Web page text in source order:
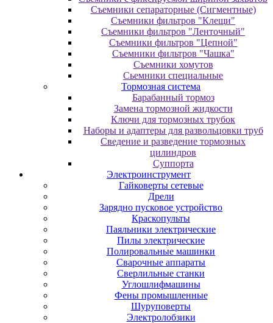
Съемники сепараторные (Сигментные)
Съемники фильтров "Клещи"
Съемники фильтров "Ленточный"
Съемники фильтров "Цепной"
Съемники фильтров "Чашка"
Съемники хомутов
Сьемники специальные
Тормозная система
Барабанный тормоз
Замена тормозной жидкости
Ключи для тормозных трубок
Наборы и адаптеры для развольцовки труб
Сведение и разведение тормозных
цилиндров
Суппорта
Электроинструмент
Гайковерты сетевые
Дрели
Зарядно пусковое устройство
Краскопульты
Паяльники электрические
Пилы электрические
Полировальные машинки
Сварочные аппараты
Сверлильные станки
Углошлифмашины
Фены промышленные
Шуруповерты
Электролобзики